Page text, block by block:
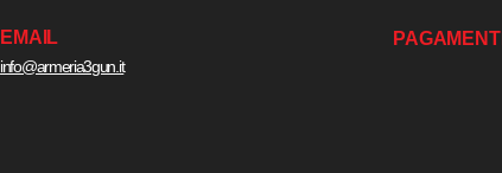
EMAIL
info@armeria3gun.it
PAGAMENTI